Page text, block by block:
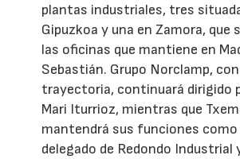
plantas industriales, tres
Gipuzkoa y una en Zamora, que
las oficinas que mantiene en
Sebastián. Grupo Norclamp,
trayectoria, continuará dirigido
Mari Iturrioz, mientras que
mantendrá sus funciones
delegado de Redondo Industrial